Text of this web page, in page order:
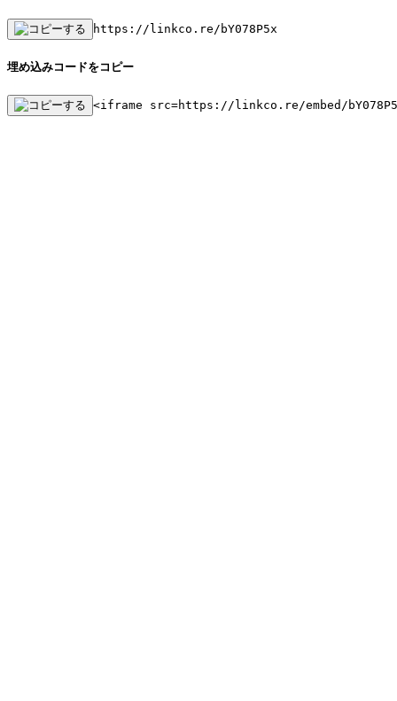
https://linkco.re/bY078P5x
埋め込みコードをコピー
<iframe src=https://linkco.re/embed/